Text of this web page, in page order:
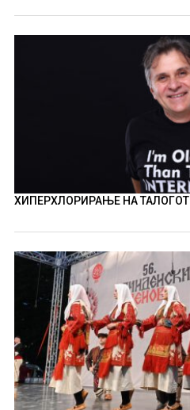
ХИПЕРХЛОРИРАЊЕ НА ТАЛОГОТ